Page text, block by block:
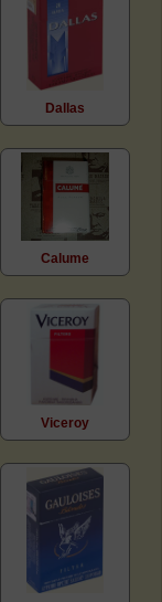
Dallas
Calume
Viceroy